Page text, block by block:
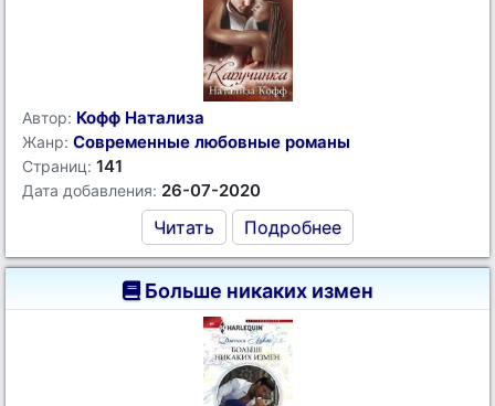
Автор: Кофф Натализа
Жанр: Современные любовные романы
Страниц: 141
Дата добавления: 26-07-2020
Читать Подробнее
Больше никаких измен